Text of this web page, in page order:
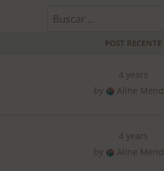
POST RECENTE
4 years
by
Aline
4 years
by
Aline